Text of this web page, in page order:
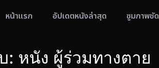
หน้าแรก อัปเดตหนังล่าสุด ซูมภาพชัด
: หนัง ผู้ร่วมทางตาย